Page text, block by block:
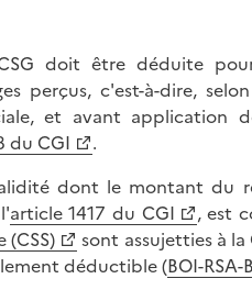
doit être déduite
perçus, c'est-à-dire,
et avant application
du CGI
.
dont le montant du
article 1417 du CGI
, est
sont assujetties à
déductible (BOI-RSA-